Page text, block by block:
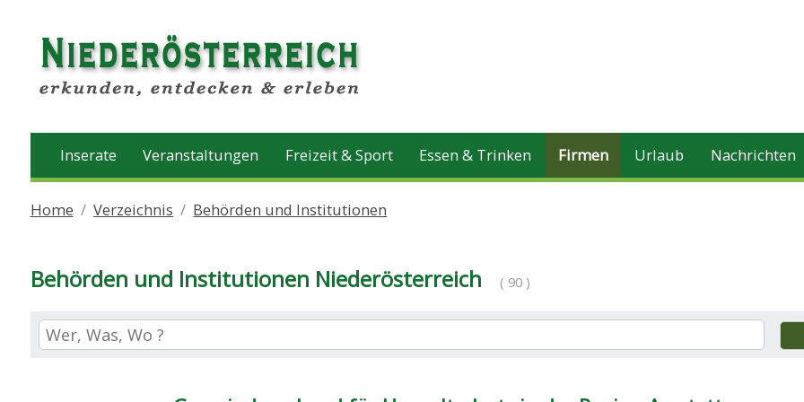
Inserate Veranstaltungen Freizeit & Sport Essen & Trinken Firmen Urlaub Nachrichten
Home Verzeichnis Behörden und Institutionen
Behörden und Institutionen Niederösterreich ( 90 )